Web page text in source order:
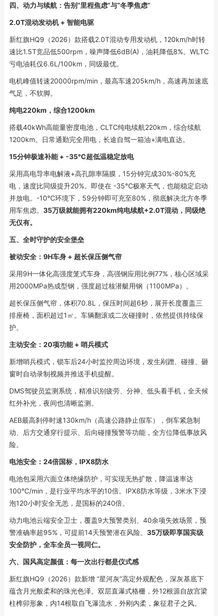
四、动力与续航：告别“里程焦虑”与“冬季焦虑”
2.0T混动发动机 + 智能电驱
新红旗HQ9（2026）款搭载2.0T混动专用发动机，120km/h时转
速比1.5T竞品低500rpm，噪声降低6dB(A)，油耗降低8%。WLTC
亏电油耗仅6.6L/100km，同级最优。
电机峰值转速20000rpm/min，最高车速205km/h，高速再加速底
气足，不软脚。
纯电220km，综合1200km
搭载40kWh高能量密度电池，CLTC纯电续航220km，综合续航
1200km。日常通勤完全用电，长途自驾一箱油+满电直达。
15分钟极速补能 + -35℃超低温稳定放电
采用高电导率电解液+高孔隙率隔膜，15分钟完成30%-80%充
电，速度比同级提升20%。即使在 -35℃极寒天气，也能稳定启动
并放电。-10℃环境下，59分钟即可充至80%，彻底解决北方冬季
用车焦虑。 35万级就能拥有220km纯电续航+2.0T混动，同级绝
无仅有。
五、全时守护的安全堡垒
被动安全：9H车身 + 超长保压侧气帘
采用9H一体化高强度笼式车身，高强钢应用比例77%，核心区域采
用2000MPa热成型钢，强度超过核潜艇用钢（1100MPa）。
超长保压侧气帘，体积70.8L，保压时间超6秒，展开长度覆盖三
排座椅，面积超过1㎡。车辆翻滚或二次碰撞时，依然提供持续保
护。
主动安全：20项功能 + 哨兵模式
新增哨兵模式，锁车后24小时监控周边环境，发生剐蹭、碰撞、砸
窗时自动录制视频并推送手机提醒。
DMS驾驶员监测系统，精准识别疲劳、分神、低头看手机，全天候
红外补光，夜间也清晰监测。
AEB最高刹停时速130km/h（高速公路静止假车），倒车紧急制
动、后方交通穿行提示、后向碰撞预警等功能，全方位降低事故风
险。
电池安全：24倍国标，IPX8防水
电池包采用六面立体绝缘防护，可实现无热扩散，降温速率达
100°C/min，是行业平均水平的10倍。IPX8防水等级，3米水下浸
泡120小时安全无恙，是国标的240倍。
动力电池云端安全卫士，覆盖9大预警类别、40余项失效场景，预
警准确率超95%，可提前14天预警潜在风险。 35万级即享国宾级
安全防护，全车全员一视同仁。
六、国风高定颜值：每一次出行都是仪式感
新红旗HQ9（2026）款新增 “星河灰”高定外观配色，深灰基底下
蕴含月光般柔和的珠光色泽。双层直瀑式格栅，外12根源自故宫梁
柱榫卯形象，内14根取自飞瀑流水，外刚内柔，象征君子之风。